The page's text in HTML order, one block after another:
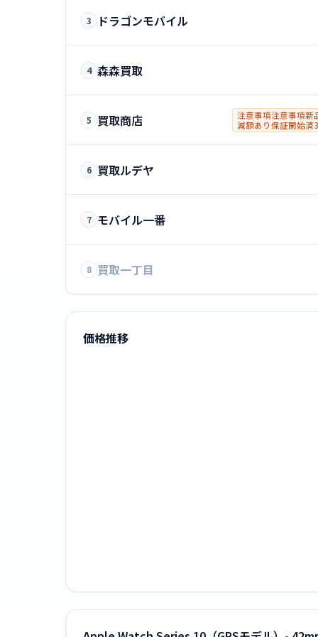
3 ドラゴンモバイル
4 森森買取
5 買取商店
注意事項注意事項新
減額あり保証開始済
可
6 買取ルデヤ
7 モバイル一番
8 買取一丁目
価格推移